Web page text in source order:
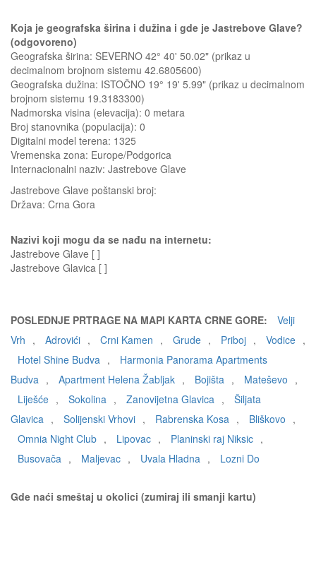
Koja je geografska širina i dužina i gde je Jastrebove Glave?
(odgovoreno)
Geografska širina: SEVERNO 42° 40' 50.02" (prikaz u
decimalnom brojnom sistemu 42.6805600)
Geografska dužina: ISTOČNO 19° 19' 5.99" (prikaz u decimalnom
brojnom sistemu 19.3183300)
Nadmorska visina (elevacija): 0 metara
Broj stanovnika (populacija): 0
Digitalni model terena: 1325
Vremenska zona: Europe/Podgorica
Internacionalni naziv: Jastrebove Glave
Jastrebove Glave poštanski broj:
Država: Crna Gora
Nazivi koji mogu da se nađu na internetu:
Jastrebove Glave [ ]
Jastrebove Glavica [ ]
POSLEDNJE PRTRAGE NA MAPI KARTA CRNE GORE:
Velji
Vrh , Adrovići , Crni Kamen , Grude , Priboj , Vodice ,
Hotel Shine Budva ,
Harmonia Panorama Apartments
Budva , Apartment Helena Žabljak , Bojišta , Mateševo ,
Liješće , Sokolina , Zanovijetna Glavica ,
Šiljata
Glavica , Solijenski Vrhovi , Rabrenska Kosa , Bliškovo ,
Omnia Night Club , Lipovac , Planinski raj Niksic ,
Busovača , Maljevac , Uvala Hladna , Lozni Do
Gde naći smeštaj u okolici (zumiraj ili smanji kartu)